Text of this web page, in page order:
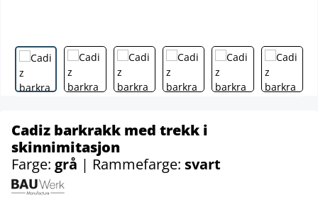
Cadiz barkrakk med trekk i
skinnimitasjon
Farge: grå | Rammefarge: svart